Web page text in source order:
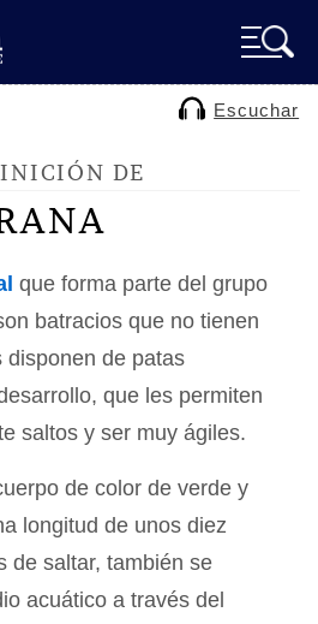
Escuchar
DE
que forma parte del grupo
batracios que no tienen
disponen de patas
que les permiten
saltos y ser muy ágiles.
de color de verde y
longitud de unos diez
de saltar, también se
acuático a través del